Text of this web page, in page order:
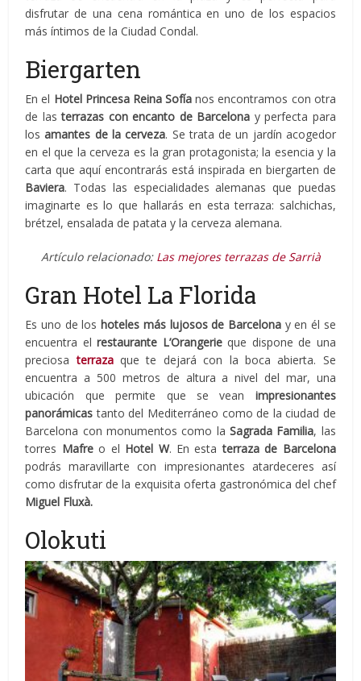
disfrutar de una cena romántica en uno de los espacios
más íntimos de la Ciudad Condal.
Biergarten
En el Hotel Princesa Reina Sofíanos encontramos con otra
de las terrazas con encanto de Barcelona y perfecta para
losamantes de la cerveza. Se trata de un jardín acogedor
en el que la cerveza es la gran protagonista; la esencia y la
carta que aquí encontrarás está inspirada en biergarten de
Baviera. Todas las especialidades alemanas que puedas
imaginarte es lo que hallarás en esta terraza: salchichas,
brétzel, ensalada de patata y la cerveza alemana.
Artículo relacionado: Las mejores terrazas de Sarrià
Gran Hotel La Florida
Es uno de los hoteles más lujosos de Barcelonay en él se
encuentra el restaurante L’Orangerieque dispone de una
preciosaterraza que te dejará con la boca abierta. Se
encuentra a 500 metros de altura a nivel del mar, una
ubicación que permite que se vean impresionantes
panorámicas tanto del Mediterráneo como de la ciudad de
Barcelona con monumentos como laSagrada Familia, las
torres Mafreo el Hotel W. En estaterraza de Barcelona
podrás maravillarte con impresionantes atardeceres así
como disfrutar de la exquisita oferta gastronómica del chef
Miguel Fluxà.
Olokuti